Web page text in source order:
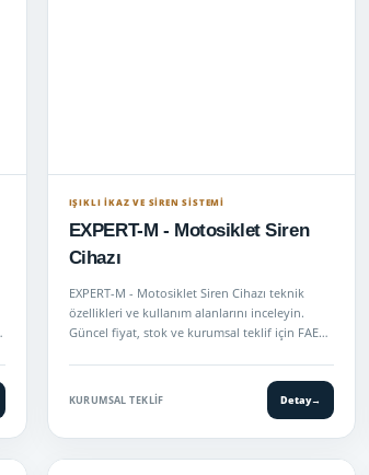
IŞIKLI İKAZ VE SİREN SİSTEMİ
EXPERT-M - Motosiklet Siren
Cihazı
EXPERT-M - Motosiklet Siren Cihazı teknik
özellikleri ve kullanım alanlarını inceleyin.
Güncel fiyat, stok ve kurumsal teklif için FAEM
KURUMSAL TEKLIF Detay→